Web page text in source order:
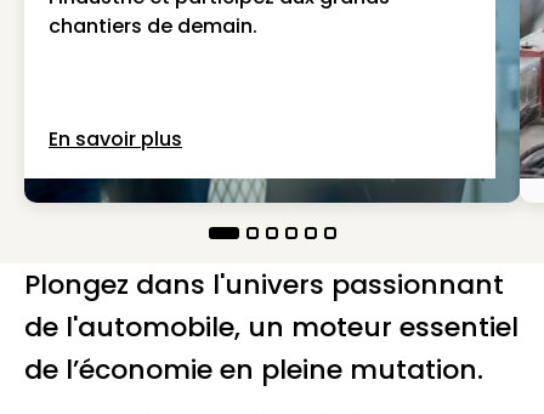
chantiers de demain.
En savoir plus
Plongez dans l'univers passionnant
de l'automobile, un moteur essentiel
de l’économie en pleine mutation.